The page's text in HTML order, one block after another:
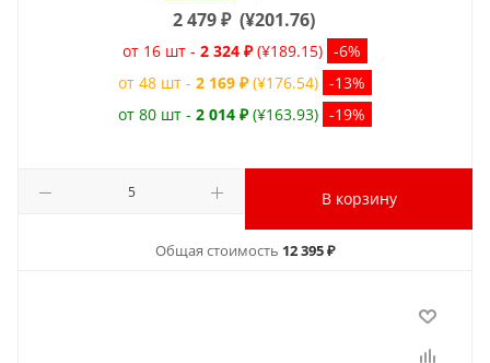
2 479₽ (¥201.76)
от 16 шт - 2 324 ₽ (¥189.15) -6%
от 48 шт - 2 169 ₽ (¥176.54) -13%
от 80 шт - 2 014 ₽ (¥163.93) -19%
В корзину
Общая стоимость 12 395 ₽